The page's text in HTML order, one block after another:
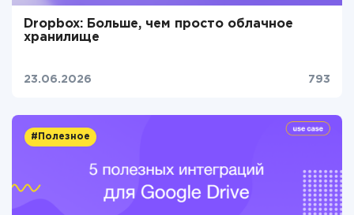
Dropbox: Больше, чем просто облачное
хранилище
23.06.2026 793
#Полезное